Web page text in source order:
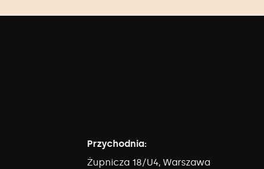
Przychodnia:
Żupnicza 18/U4, Warszawa